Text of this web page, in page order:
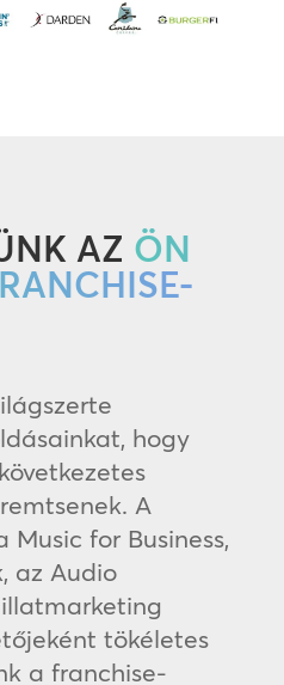
AZ ÖN
hogy
A
for Business,
az Audio
tökéletes
a franchise-